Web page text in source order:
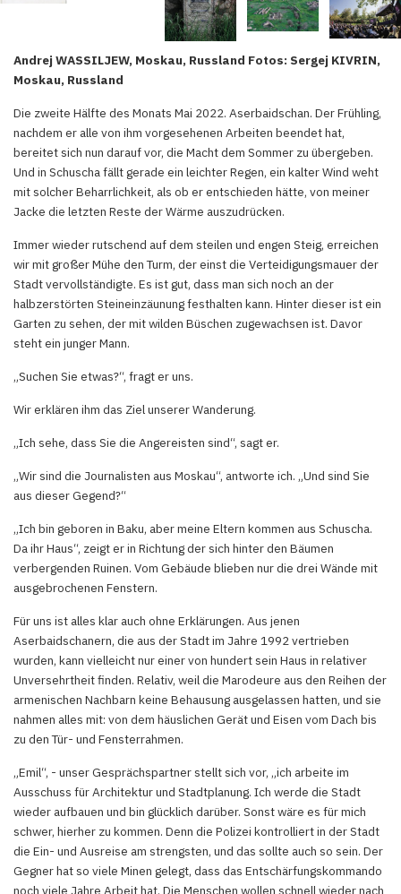
Andrej WASSILJEW, Moskau, Russland Fotos: Sergej KIVRIN,
Moskau, Russland
Die zweite Hälfte des Monats Mai 2022. Aserbaidschan. Der Frühling,
nachdem er alle von ihm vorgesehenen Arbeiten beendet hat,
bereitet sich nun darauf vor, die Macht dem Sommer zu übergeben.
Und in Schuscha fällt gerade ein leichter Regen, ein kalter Wind weht
mit solcher Beharrlichkeit, als ob er entschieden hätte, von meiner
Jacke die letzten Reste der Wärme auszudrücken.
Immer wieder rutschend auf dem steilen und engen Steig, erreichen
wir mit großer Mühe den Turm, der einst die Verteidigungsmauer der
Stadt vervollständigte. Es ist gut, dass man sich noch an der
halbzerstörten Steineinzäunung festhalten kann. Hinter dieser ist ein
Garten zu sehen, der mit wilden Büschen zugewachsen ist. Davor
steht ein junger Mann.
„Suchen Sie etwas?“, fragt er uns.
Wir erklären ihm das Ziel unserer Wanderung.
„Ich sehe, dass Sie die Angereisten sind“, sagt er.
„Wir sind die Journalisten aus Moskau“, antworte ich. „Und sind Sie
aus dieser Gegend?“
„Ich bin geboren in Baku, aber meine Eltern kommen aus Schuscha.
Da ihr Haus“, zeigt er in Richtung der sich hinter den Bäumen
verbergenden Ruinen. Vom Gebäude blieben nur die drei Wände mit
ausgebrochenen Fenstern.
Für uns ist alles klar auch ohne Erklärungen. Aus jenen
Aserbaidschanern, die aus der Stadt im Jahre 1992 vertrieben
wurden, kann vielleicht nur einer von hundert sein Haus in relativer
Unversehrtheit finden. Relativ, weil die Marodeure aus den Reihen der
armenischen Nachbarn keine Behausung ausgelassen hatten, und sie
nahmen alles mit: von dem häuslichen Gerät und Eisen vom Dach bis
zu den Tür- und Fensterrahmen.
„Emil“, - unser Gesprächspartner stellt sich vor, „ich arbeite im
Ausschuss für Architektur und Stadtplanung. Ich werde die Stadt
wieder aufbauen und bin glücklich darüber. Sonst wäre es für mich
schwer, hierher zu kommen. Denn die Polizei kontrolliert in der Stadt
die Ein- und Ausreise am strengsten, und das sollte auch so sein. Der
Gegner hat so viele Minen gelegt, dass das Entschärfungskommando
noch viele Jahre Arbeit hat. Die Menschen wollen schnell wieder nach